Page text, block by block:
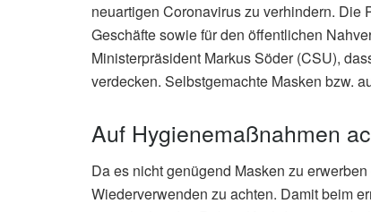
neuartigen Coronavirus zu verhindern. Die
Geschäfte sowie für den öffentlichen
Ministerpräsident Markus Söder (CSU),
verdecken. Selbstgemachte Masken bzw.
Auf Hygienemaßnahmen
Da es nicht genügend Masken zu
Wiederverwenden zu achten. Damit beim